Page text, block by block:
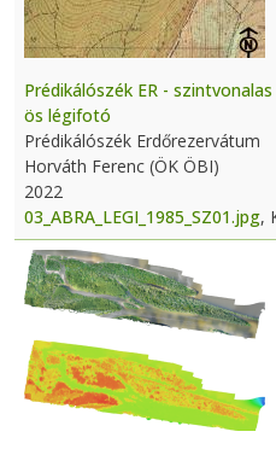
Prédikálószék ER -
ös légifotó
Prédikálószék Erdőrezervátum
Horváth Ferenc (ÖK ÖBI)
2022
03_ABRA_LEGI_1985_SZ01.jpg,